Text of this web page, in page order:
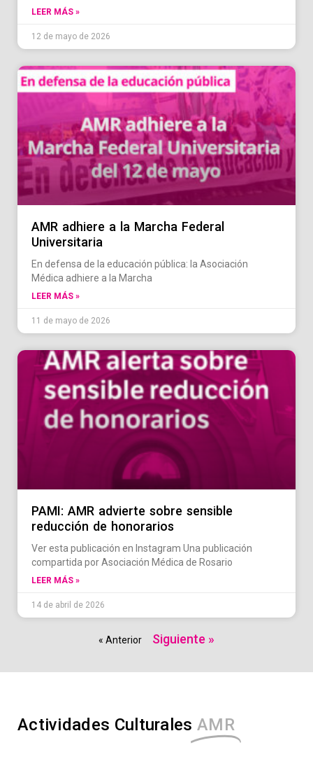
LEER MÁS »
12 de mayo de 2026
AMR adhiere a la Marcha Federal
Universitaria
En defensa de la educación pública: la Asociación
Médica adhiere a la Marcha
LEER MÁS »
11 de mayo de 2026
PAMI: AMR advierte sobre sensible
reducción de honorarios
Ver esta publicación en Instagram Una publicación
compartida por Asociación Médica de Rosario
LEER MÁS »
14 de abril de 2026
« Anterior Siguiente »
Actividades Culturales AMR